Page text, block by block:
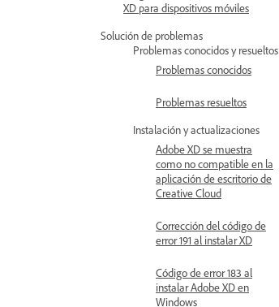
XD para dispositivos móviles
Solución de problemas
Problemas conocidos y resueltos
Problemas conocidos
Problemas resueltos
Instalación y actualizaciones
Adobe XD se muestra
como no compatible en la
aplicación de escritorio de
Creative Cloud
Corrección del código de
error 191 al instalar XD
Código de error 183 al
instalar Adobe XD en
Windows